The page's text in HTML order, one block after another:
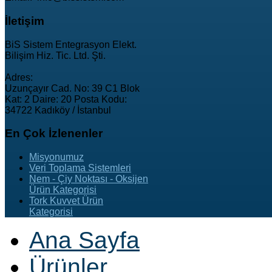
İletişim
BiS Sistem Entegrasyon Elekt.
Bilişim Hiz. Tic. Ltd. Şti.
Adres:
Uzunçayır Cad. No: 39 C1 Blok
Kat: 2 Daire: 20 Posta Kodu:
34722 Kadıköy / İstanbul
En Çok İzlenenler
Misyonumuz
Veri Toplama Sistemleri
Nem - Çiy Noktası - Oksijen
Ürün Kategorisi
Tork Kuvvet Ürün
Kategorisi
Ana Sayfa